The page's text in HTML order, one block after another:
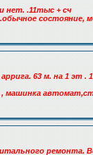
нет. .11тыс + сч
состояние,
63 м. на 1 эт .
, машинка
ремонта.